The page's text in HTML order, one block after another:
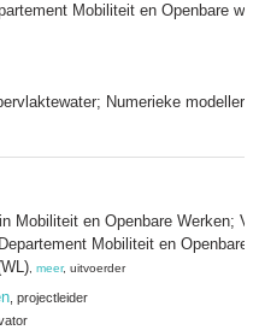
Mobiliteit en Openbare
Numerieke
Mobiliteit en Openbare Werken;
Mobiliteit en Openbare
meer, uitvoerder
, projectleider